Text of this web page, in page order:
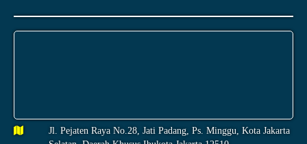
Jl. Pejaten Raya No.28, Jati Padang, Ps. Minggu, Kota Jakarta